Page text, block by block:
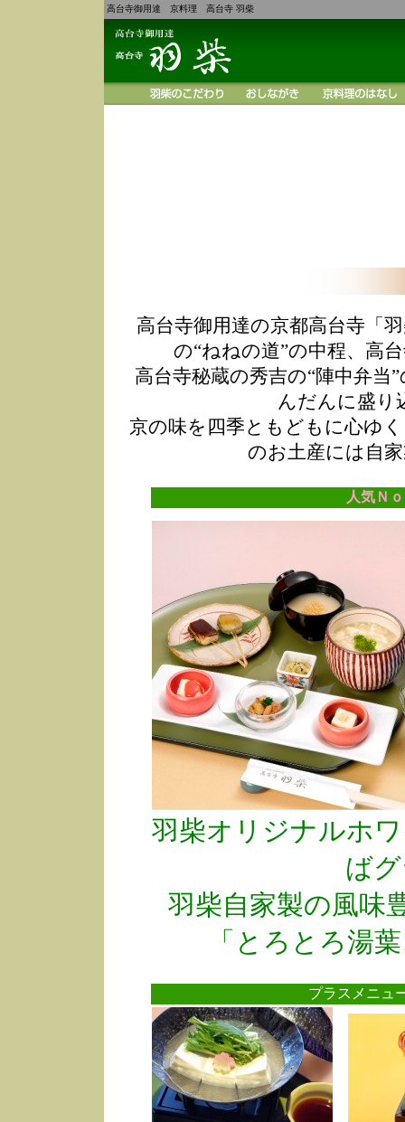
高台寺御用達 京料理 高台寺 羽柴
高台寺御用達の京都高台寺「
の“ねねの道”の中程、高
高台寺秘蔵の秀吉の“陣中弁
んだんに盛り
京の味を四季ともどもに心ゆ
のお土産には自
人気Ｎ
羽柴オリジナルホ
ば
羽柴自家製の風味
「とろとろ湯
プラスメニ